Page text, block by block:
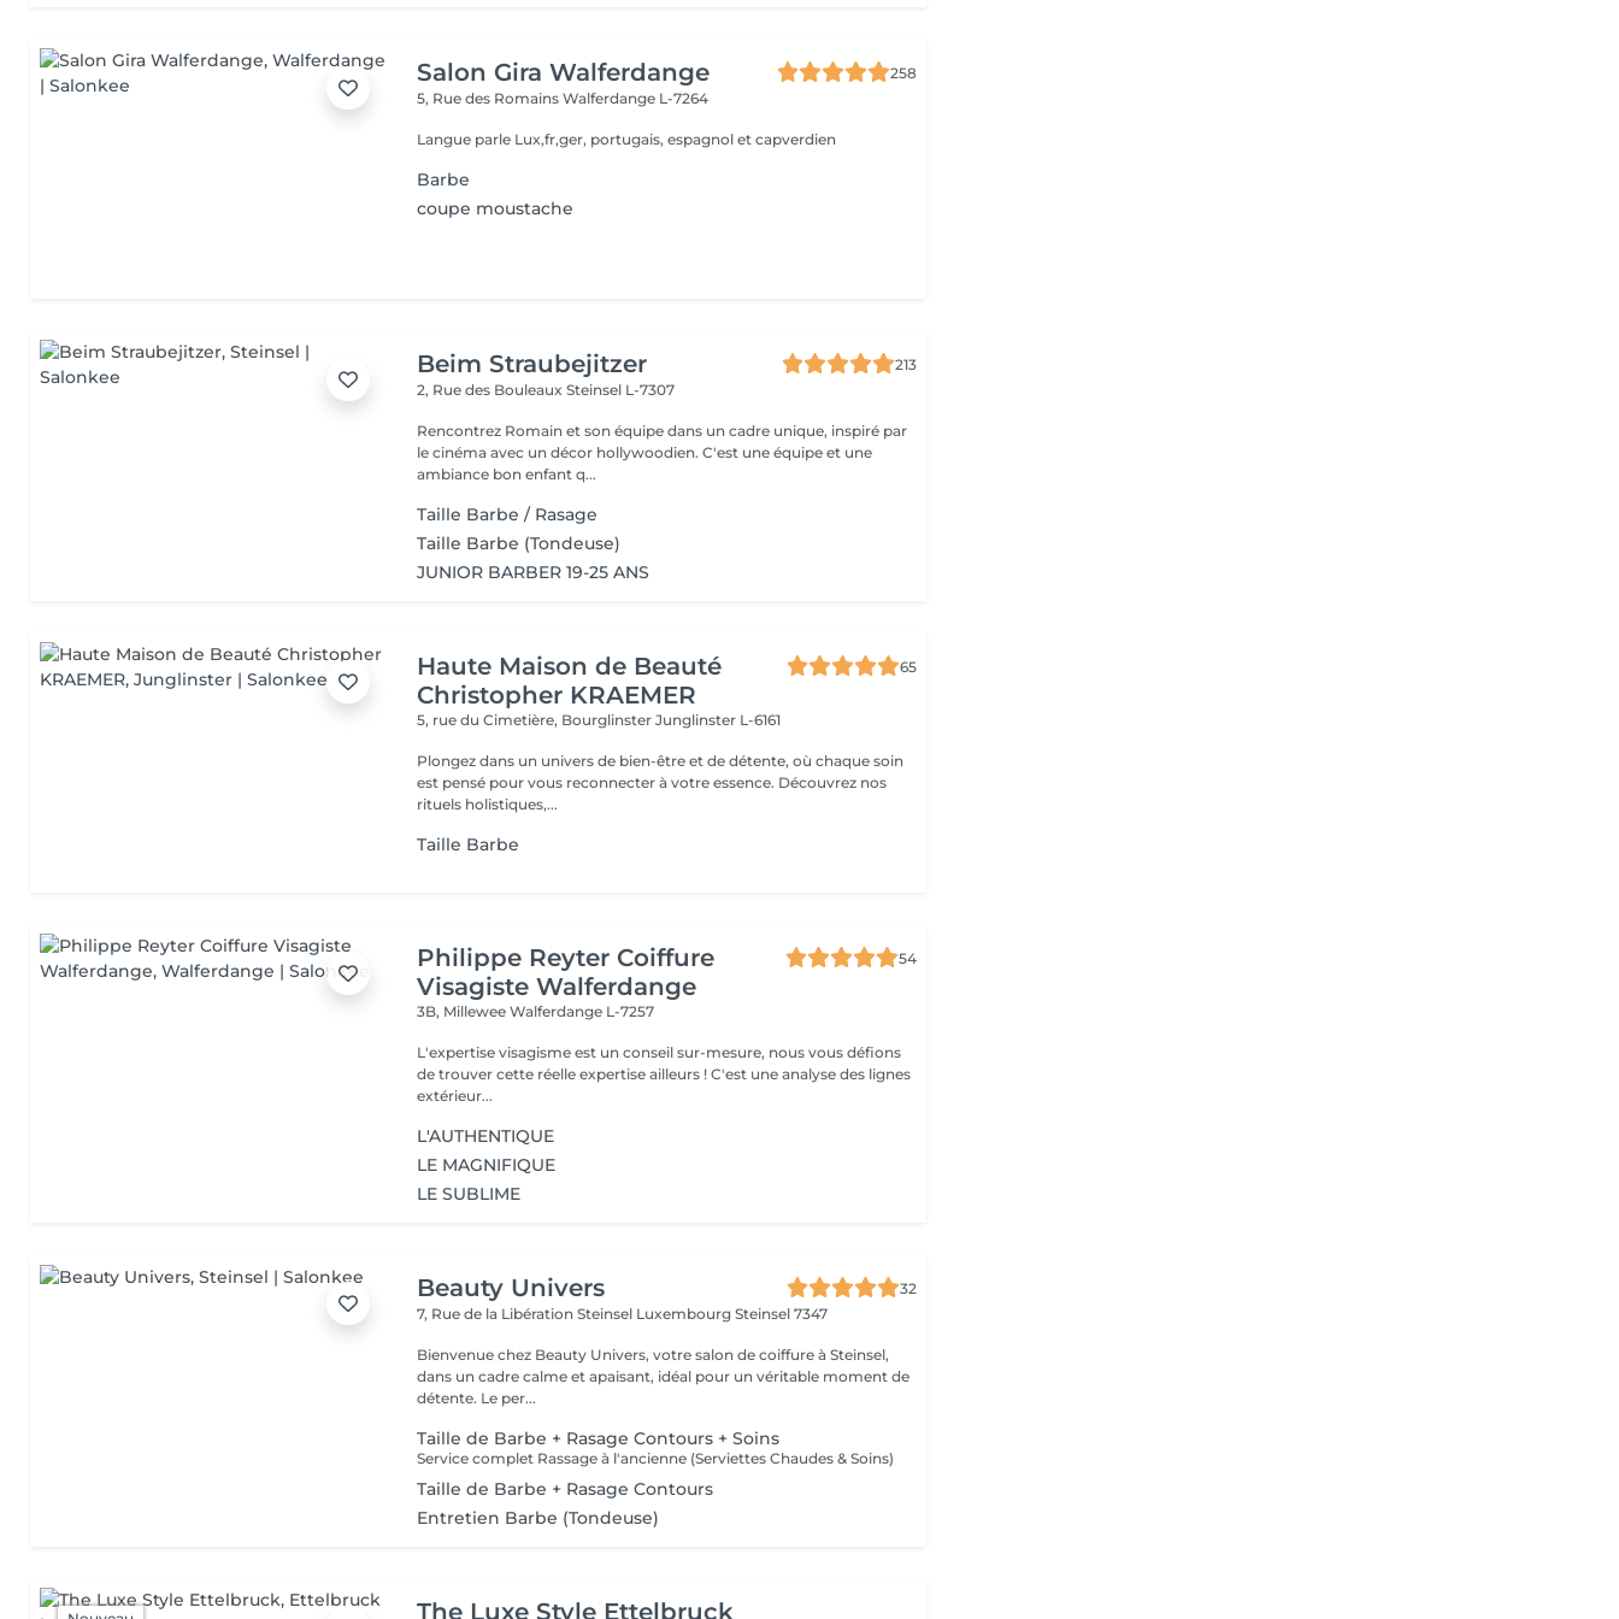
Salon Gira Walferdange
258
5, Rue des RomainsWalferdange L-7264
Langue parle Lux,fr,ger, portugais, espagnol et capverdien
Barbe
coupe moustache
Beim Straubejitzer
213
2, Rue des BouleauxSteinsel L-7307
Rencontrez Romain et son équipe dans un cadre unique, inspiré par
le cinéma avec un décor hollywoodien. C'est une équipe et une
ambiance bon enfant q...
Taille Barbe / Rasage
Taille Barbe (Tondeuse)
JUNIOR BARBER 19-25 ANS
Haute Maison de Beauté
Christopher KRAEMER
65
5, rue du Cimetière, BourglinsterJunglinster L-6161
Plongez dans un univers de bien-être et de détente, où chaque soin
est pensé pour vous reconnecter à votre essence. Découvrez nos
rituels holistiques,...
Taille Barbe
Philippe Reyter Coiffure
Visagiste Walferdange
54
3B, MilleweeWalferdange L-7257
L'expertise visagisme est un conseil sur-mesure, nous vous défions
de trouver cette réelle expertise ailleurs ! C'est une analyse des lignes
extérieur...
L'AUTHENTIQUE
LE MAGNIFIQUE
LE SUBLIME
Beauty Univers
32
7, Rue de la Libération Steinsel LuxembourgSteinsel 7347
Bienvenue chez Beauty Univers, votre salon de coiffure à Steinsel,
dans un cadre calme et apaisant, idéal pour un véritable moment de
détente. Le per...
Taille de Barbe + Rasage Contours + Soins
Service complet Rassage à l'ancienne (Serviettes Chaudes & Soins)
Taille de Barbe + Rasage Contours
Entretien Barbe (Tondeuse)
The Luxe Style Ettelbruck